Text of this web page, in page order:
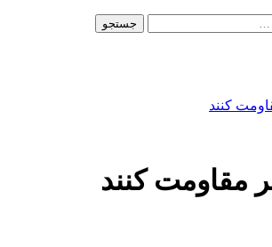
کنند
مقاومت کنند